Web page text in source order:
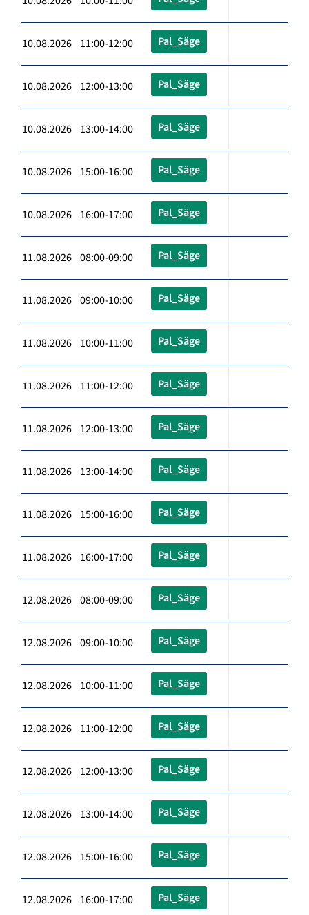
10.08.2026 11:00-12:00 Pal_Säge
10.08.2026 12:00-13:00 Pal_Säge
10.08.2026 13:00-14:00 Pal_Säge
10.08.2026 15:00-16:00 Pal_Säge
10.08.2026 16:00-17:00 Pal_Säge
11.08.2026 08:00-09:00 Pal_Säge
11.08.2026 09:00-10:00 Pal_Säge
11.08.2026 10:00-11:00 Pal_Säge
11.08.2026 11:00-12:00 Pal_Säge
11.08.2026 12:00-13:00 Pal_Säge
11.08.2026 13:00-14:00 Pal_Säge
11.08.2026 15:00-16:00 Pal_Säge
11.08.2026 16:00-17:00 Pal_Säge
12.08.2026 08:00-09:00 Pal_Säge
12.08.2026 09:00-10:00 Pal_Säge
12.08.2026 10:00-11:00 Pal_Säge
12.08.2026 11:00-12:00 Pal_Säge
12.08.2026 12:00-13:00 Pal_Säge
12.08.2026 13:00-14:00 Pal_Säge
12.08.2026 15:00-16:00 Pal_Säge
12.08.2026 16:00-17:00 Pal_Säge